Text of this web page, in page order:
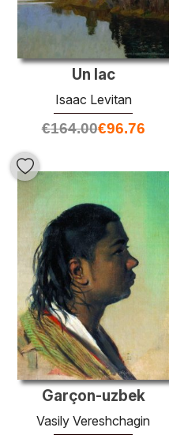
Un lac
Isaac Levitan
€164.00€96.76
Garçon-uzbek
Vasily Vereshchagin